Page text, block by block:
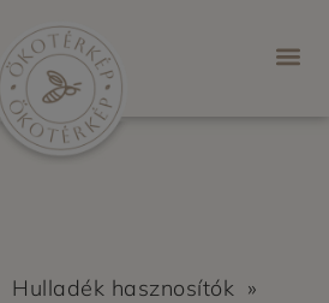
Hulladék hasznosítók »